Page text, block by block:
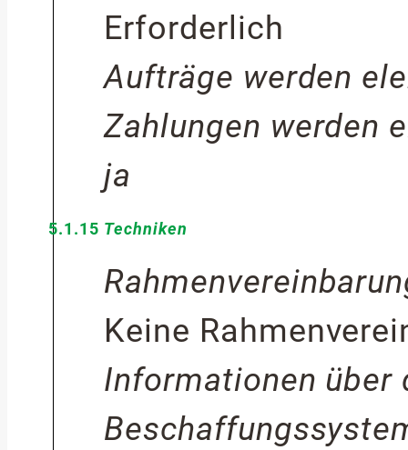
Erforderlich
Aufträge werden
Zahlungen werden
ja
5.1.15 Techniken
Keine
Informationen über